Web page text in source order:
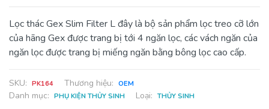
Lọc thác Gex Slim Filter L đây là bộ sản phẩm lọc treo cỡ lớn
của hãng Gex được trang bị tới 4 ngăn lọc, các vách ngăn của
ngăn lọc được trang bị miếng ngăn bằng bông lọc cao cấp.
SKU: PK164 Thương hiệu: OEM
Danh mục: PHỤ KIỆN THỦY SINH Loại: THỦY SINH